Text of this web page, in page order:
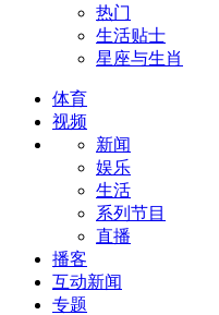
热门
生活贴士
星座与生肖
体育
视频
新闻
娱乐
生活
系列节目
直播
播客
互动新闻
专题